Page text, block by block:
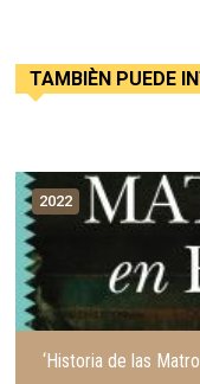
TAMBIÈN PUEDE
2022
‘Historia de las